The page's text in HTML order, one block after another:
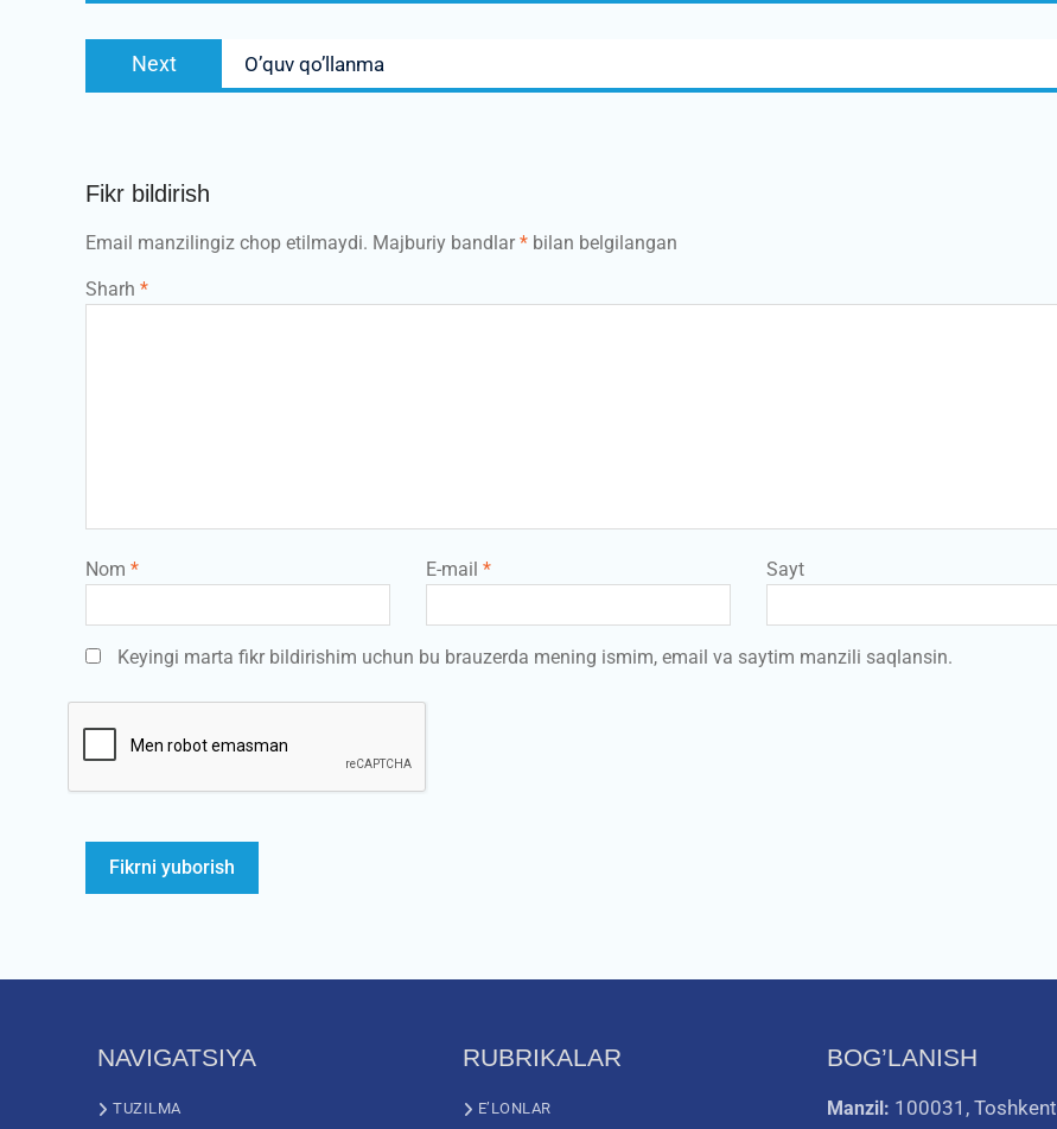
Next
Next
post:
O’quv qo’llanma
Fikr bildirish
Email manzilingiz chop etilmaydi. Majburiy bandlar* bilan belgilangan
Sharh *
Nom * E-mail * Sayt
Keyingi marta fikr bildirishim uchun bu brauzerda mening ismim, email va saytim manzili saqlansin.
NAVIGATSIYA
TUZILMA
RUBRIKALAR
E’LONLAR
BOG’LANISH
Manzil: 100031, Toshkent